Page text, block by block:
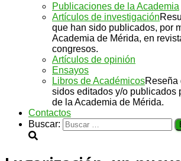
Publicaciones de la Academia
Artículos de investigación
que han sido publicados, por
Academia de Mérida, en
congresos.
Artículos de opinión
Ensayos
Libros de AcadémicosReseña
sidos editados y/o publicados
de la Academia de Mérida.
Contactos
Buscar: